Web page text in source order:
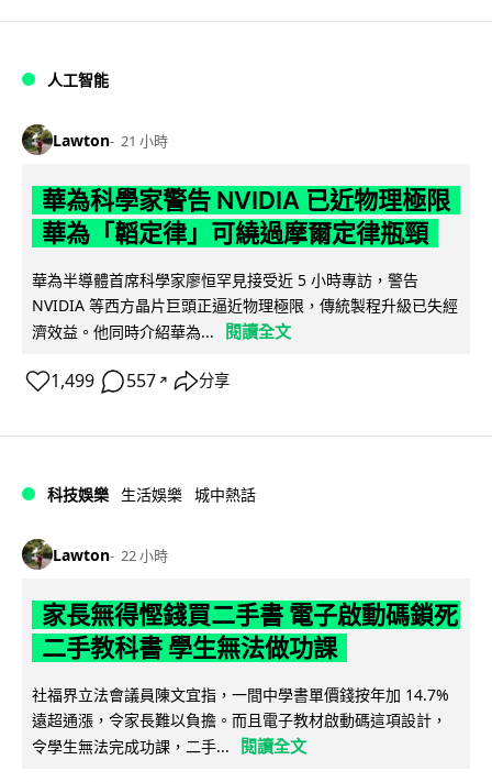
人工智能
Lawton 21 小時
華為科學家警告 NVIDIA 已近物理極限
華為「韜定律」可繞過摩爾定律瓶頸
華為半導體首席科學家廖恒罕見接受近 5 小時專訪，警告
NVIDIA 等西方晶片巨頭正逼近物理極限，傳統製程升級已失經
濟效益。他同時介紹華為...
閱讀全文
1,499 557 ↗ 分享
科技娛樂 生活娛樂 城中熱話
Lawton 22 小時
家長無得慳錢買二手書 電子啟動碼鎖死
二手教科書 學生無法做功課
社福界立法會議員陳文宜指，一間中學書單價錢按年加 14.7%
遠超通漲，令家長難以負擔。而且電子教材啟動碼這項設計，
令學生無法完成功課，二手...
閱讀全文